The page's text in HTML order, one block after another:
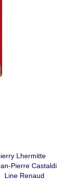
Lhermitte
Pierre Castaldi
Line Renaud